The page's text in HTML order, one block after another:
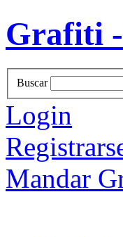
Grafiti -
Buscar
Login
Mandar